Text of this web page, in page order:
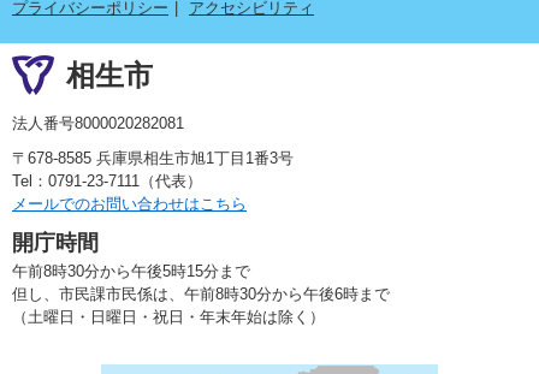
プライバシーポリシー
アクセシビリティ
相生市
法人番号8000020282081
〒678-8585 兵庫県相生市旭1丁目1番3号
Tel：0791-23-7111（代表）
メールでのお問い合わせはこちら
開庁時間
午前8時30分から午後5時15分まで
但し、市民課市民係は、午前8時30分から午後6時まで
（土曜日・日曜日・祝日・年末年始は除く）